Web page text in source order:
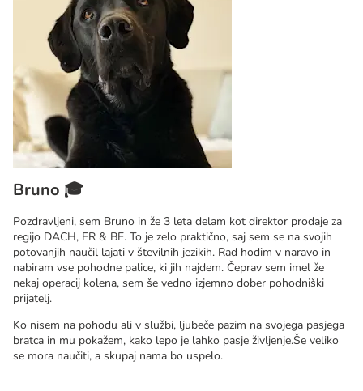
Bruno 🎓
Pozdravljeni, sem Bruno in že 3 leta delam kot direktor prodaje za
regijo DACH, FR & BE. To je zelo praktično, saj sem se na svojih
potovanjih naučil lajati v številnih jezikih. Rad hodim v naravo in
nabiram vse pohodne palice, ki jih najdem. Čeprav sem imel že
nekaj operacij kolena, sem še vedno izjemno dober pohodniški
prijatelj.
Ko nisem na pohodu ali v službi, ljubeče pazim na svojega pasjega
bratca in mu pokažem, kako lepo je lahko pasje življenje.Še veliko
se mora naučiti, a skupaj nama bo uspelo.